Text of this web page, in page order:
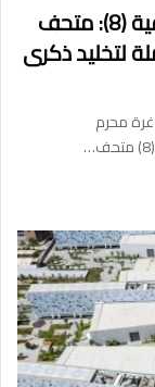
مبادرة الوفاق | معالم الكويت الثقافية (8): متحف
لتخليد ذكرى
314) – الخميس غرة محرم